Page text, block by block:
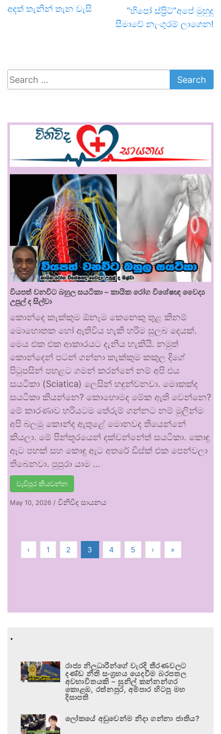
අදත් තැනින් තැන වැසි
“හිපෝ ස්ප්‍රිට්”අපේ මුහුදු
සීමාවේ නැංගුරම් ලාගෙන!
වියපත් වනවිට බහුල සයටිකා – කායික රෝග විශේෂඥ වෛද්‍ය
උපුල් ද සිල්වා
කොන්දෙ කැක්කුම ඕනෑම කෙනෙකු තුළ කිනම්
මොහොතක හෝ ඇතිවිය හැකි හරිම සුලබ දෙයක්.
මෙය එක එක ආකාරයට දැනිය හැකියි. නමුත්
කොන්දෙන් පටන් ගන්නා කැක්කුම කකුල දිගේ
පිටුපසින් පහළට ගමන් කරන්නේ නම් අපි එය
සයටිකා (Sciatica) ලෙසින් හඳුන්වනවා. මොකක්ද
සයටිකා කියන්නෙ? කොහොමද මේක ඇති වෙන්නෙ?
මේ කාරණාව හරියටම තේරුම් ගන්නට නම් මුලින්ම
අපි බලමු කොන්ද ඇතුළේ මොනවද තියෙන්නේ
කියලා. මේ පින්තූරයෙන් දක්වන්නේත් සයටිකා. කොඳු
ඇට පහක් සහ කොඳු ඇට අතරේ ඩිස්ක් එක පෙන්වලා
තිබෙනවා. පුපුරා යාම …
වැඩිපුර කියවන්න
May 10, 2026 / විනිවිද සායනය
‹ 1 2 3 4 5 › »
.
රාජ්‍ය නිලධාරීන්ගේ වැරදි තීරණවලට
දණ්ඩ නීති සංග්‍රහය යෙදවීම බරපතල
අවභාවිතයකි – සුනිල් කන්නන්ගර
කොළඹ, රත්නපුර, අම්පාර හිටපු මහ
දිසාපති
ලෝකයේ අඩුවෙන්ම නිදා ගන්නා ජාතිය?